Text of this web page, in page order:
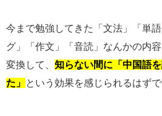
今まで勉強してきた「文法」「単
グ」「作文」「音読」なんかの内
変換して、 知らない間に「中国語
た」 という効果を感じられるはずで